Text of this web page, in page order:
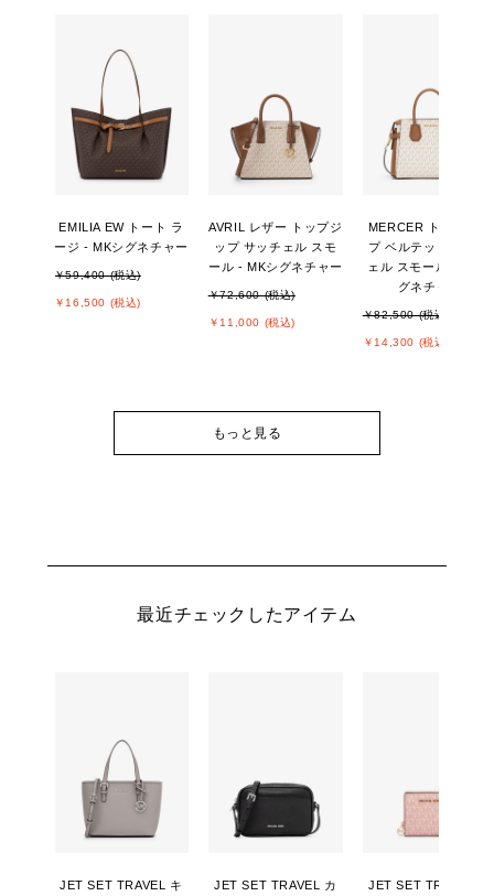
EMILIA EW トート ラ
ージ - MKシグネチャー
￥59,400 (税込)
￥16,500 (税込)
AVRIL レザー トップジ
ップ サッチェル スモ
ール - MKシグネチャー
￥72,600 (税込)
￥11,000 (税込)
MERCER トップジッ
プ ベルテッド サッチ
ェル スモール - MKシ
グネチャー
￥82,500 (税込)
￥14,300 (税込)
もっと見る
最近チェックしたアイテム
JET SET TRAVEL キ
JET SET TRAVEL カ
JET SET TRAVEL ビ